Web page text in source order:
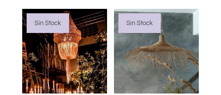
Sin Stock Sin Stock